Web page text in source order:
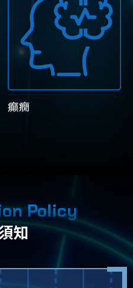
癲癇
Policy
知